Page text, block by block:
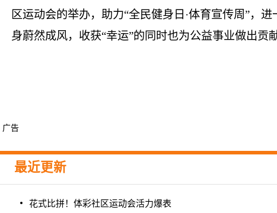
区运动会的举办，助力“全民健身日·体育宣传周”，
身蔚然成风，收获“幸运”的同时也为公益事业做出贡献
广告
最近更新
花式比拼！体彩社区运动会活力爆表